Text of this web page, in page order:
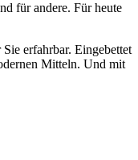
für andere. Für heute
erfahrbar. Eingebettet
Mitteln. Und mit